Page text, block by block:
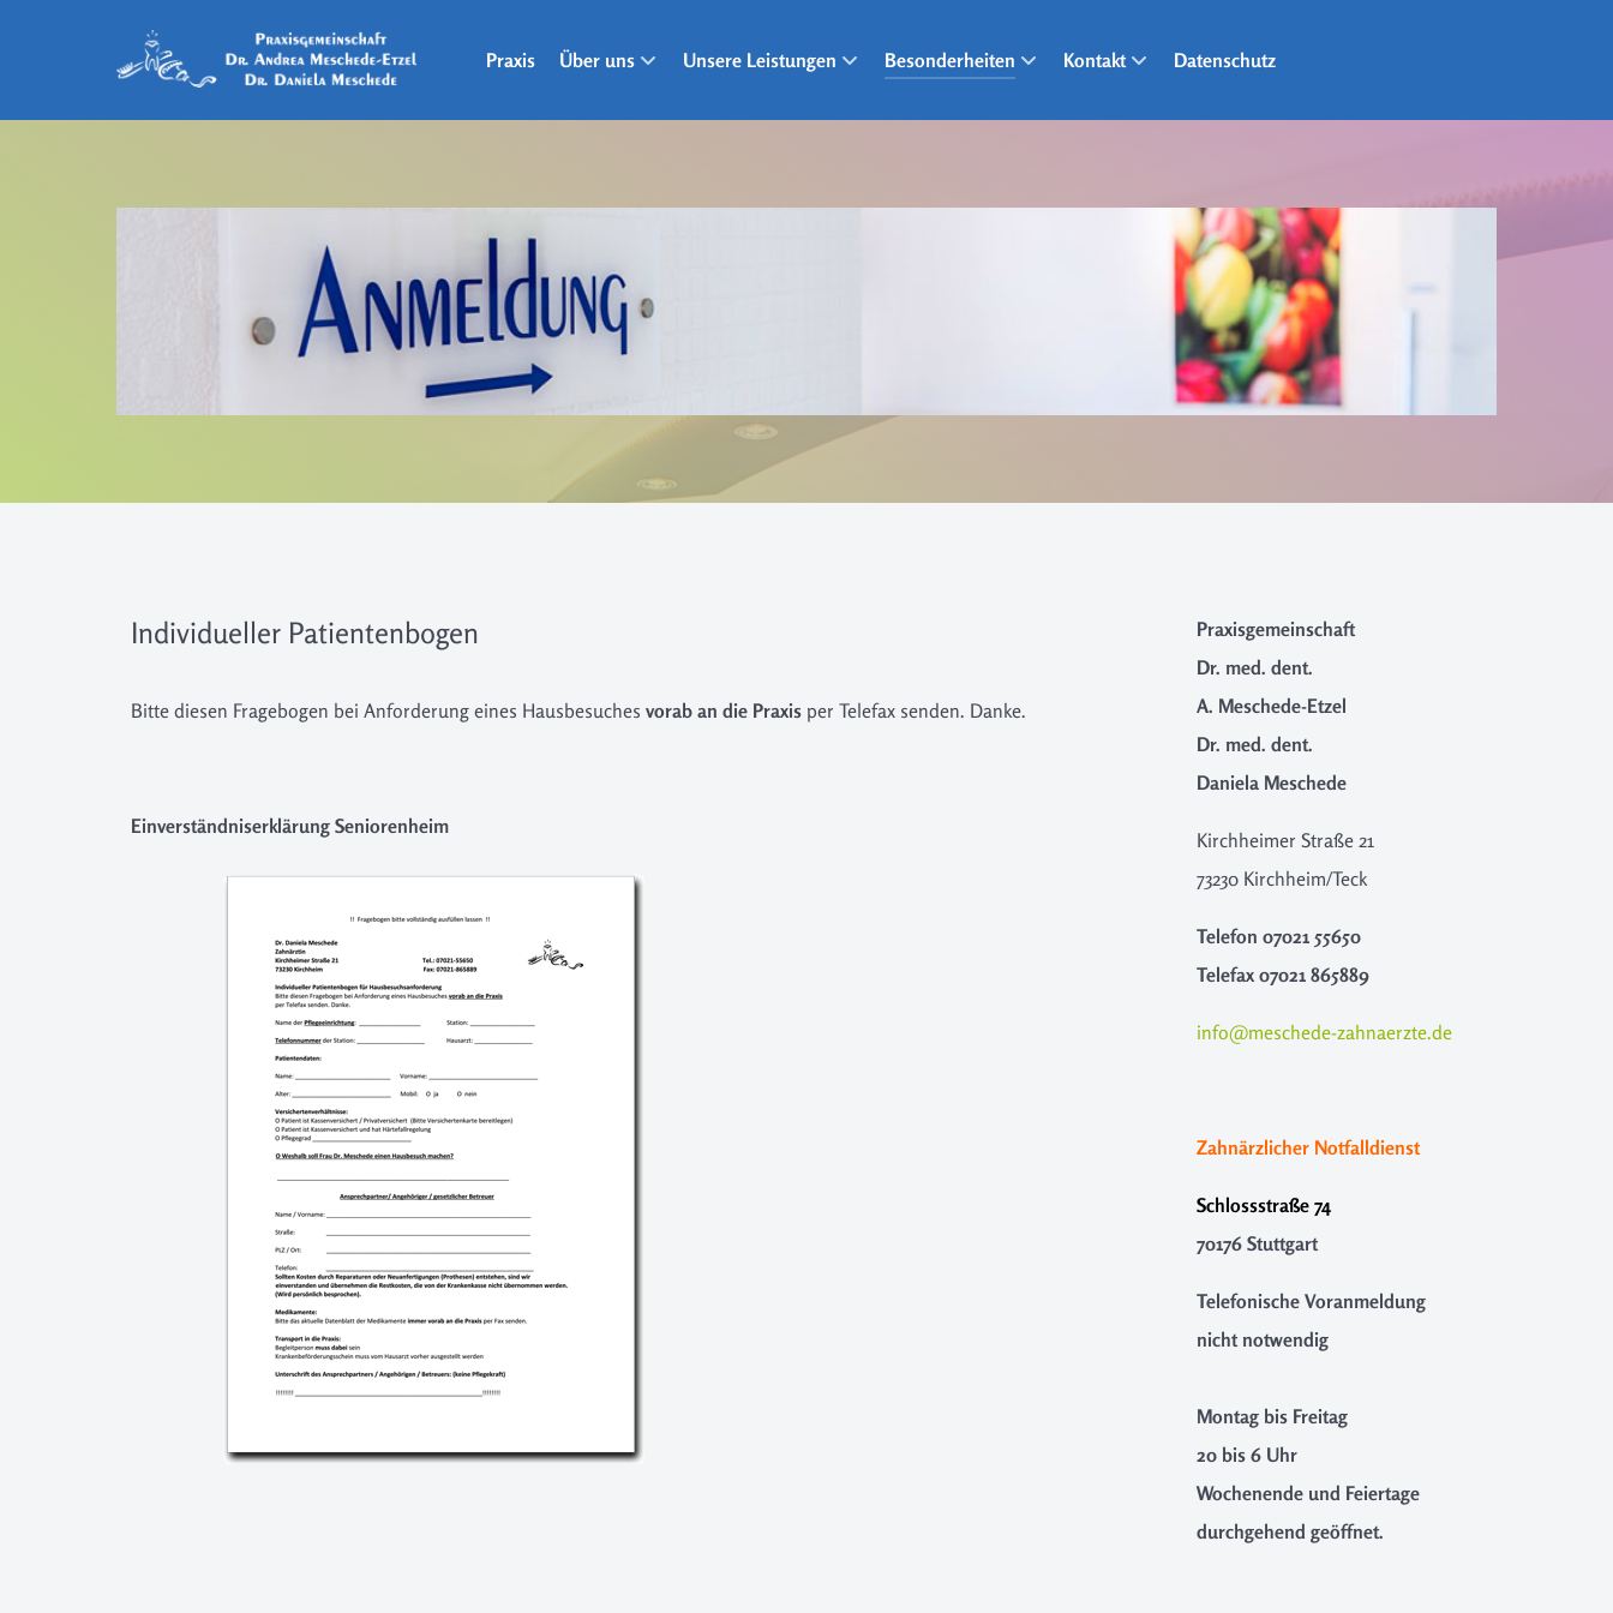
Praxis Über uns Unsere Leistungen Besonderheiten Kontakt Datenschutz
Individueller Patientenbogen
Bitte diesen Fragebogen bei Anforderung eines Hausbesuches vorab an die Praxis per Telefax senden. Danke.
Einverständniserklärung Seniorenheim
Praxisgemeinschaft
Dr. med. dent.
A. Meschede-Etzel
Dr. med. dent.
Daniela Meschede
Kirchheimer Straße 21
73230 Kirchheim/Teck
Telefon 07021 55650
Telefax 07021 865889
info@meschede-zahnaerzte.de
Zahnärzlicher Notfalldienst
Schlossstraße 74
70176 Stuttgart
Telefonische Voranmeldung
nicht notwendig
Montag bis Freitag
20 bis 6 Uhr
Wochenende und Feiertage
durchgehend geöffnet.